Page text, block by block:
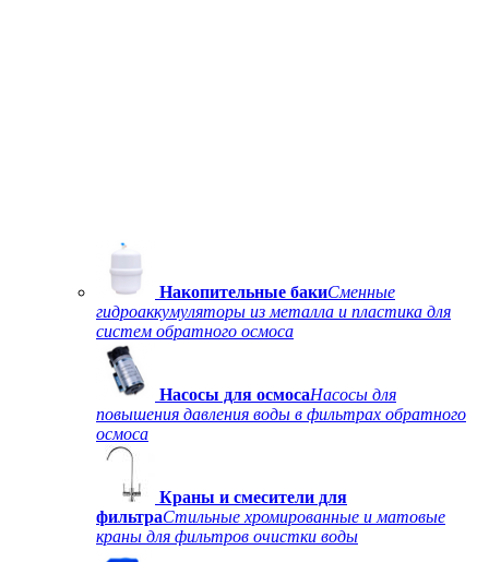
Накопительные бакиСменные
гидроаккумуляторы из металла и пластика для
систем обратного осмоса
Насосы для осмосаНасосы для
повышения давления воды в фильтрах обратного
осмоса
Краны и смесители для
фильтраСтильные хромированные и матовые
краны для фильтров очистки воды